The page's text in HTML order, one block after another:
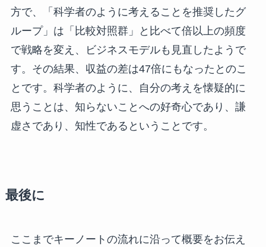
方で、「科学者のように考えることを推奨したグ
ループ」は「比較対照群」と比べて倍以上の頻度
で戦略を変え、ビジネスモデルも見直したようで
す。その結果、収益の差は47倍にもなったとのこ
とです。科学者のように、自分の考えを懐疑的に
思うことは、知らないことへの好奇心であり、謙
虚さであり、知性であるということです。
最後に
ここまでキーノートの流れに沿って概要をお伝え